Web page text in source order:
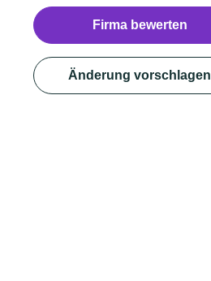
Firma bewerten
Änderung vorschlagen